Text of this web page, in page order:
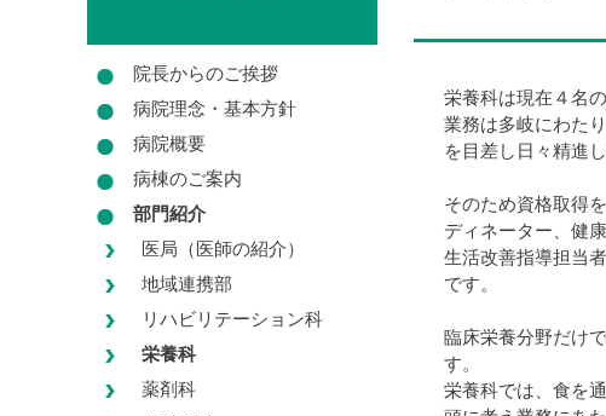
栄養科は現在４名
業務は多岐にわた
を目差し日々精進
そのため資格取得
ディネーター、健
生活改善指導担当
です。
臨床栄養分野だけ
す。
栄養科では、食を
院長からのご挨拶
病院理念・基本方針
病院概要
病棟のご案内
部門紹介
医局（医師の紹介）
地域連携部
リハビリテーション科
栄養科
薬剤科